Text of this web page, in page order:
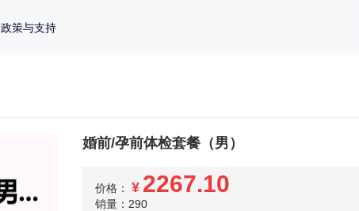
政策与支持
婚前/孕前体检套餐（男）
价格： ¥ 2267.10
销量：290